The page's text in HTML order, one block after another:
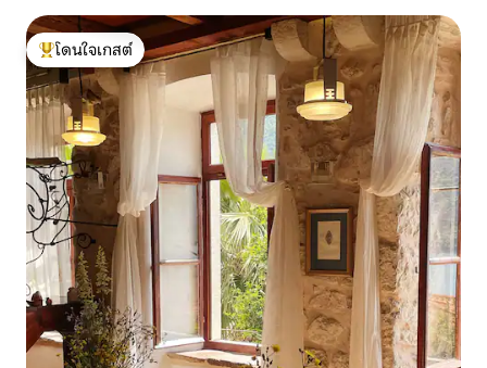
โดนใจเกสต์ที่สุด
โดนใจเกสต์